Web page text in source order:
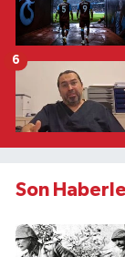
6
Son